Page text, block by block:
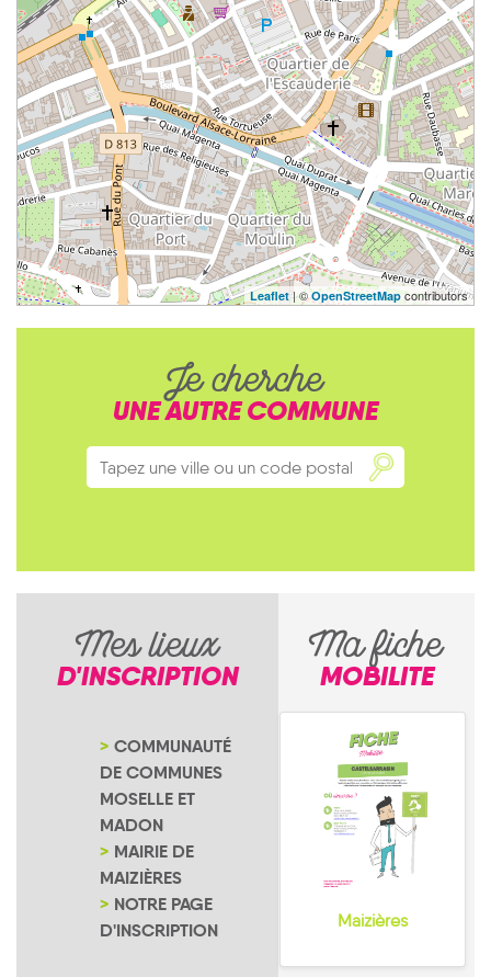
Leaflet| ©OpenStreetMap contributors
Je cherche
UNE AUTRE COMMUNE
Mes lieux
D'INSCRIPTION
COMMUNAUTÉ
DE COMMUNES
MOSELLE ET
MADON
MAIRIE DE
MAIZIÈRES
NOTRE PAGE
D'INSCRIPTION
Ma fiche
MOBILITE
Maizières